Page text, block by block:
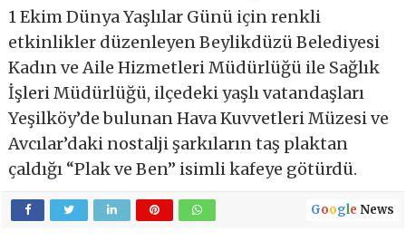
1 Ekim Dünya Yaşlılar Günü için renkli
etkinlikler düzenleyen Beylikdüzü Belediyesi
Kadın ve Aile Hizmetleri Müdürlüğü ile Sağlık
İşleri Müdürlüğü, ilçedeki yaşlı vatandaşları
Yeşilköy’de bulunan Hava Kuvvetleri Müzesi ve
Avcılar’daki nostalji şarkıların taş plaktan
çaldığı “Plak ve Ben” isimli kafeye götürdü.
Google News